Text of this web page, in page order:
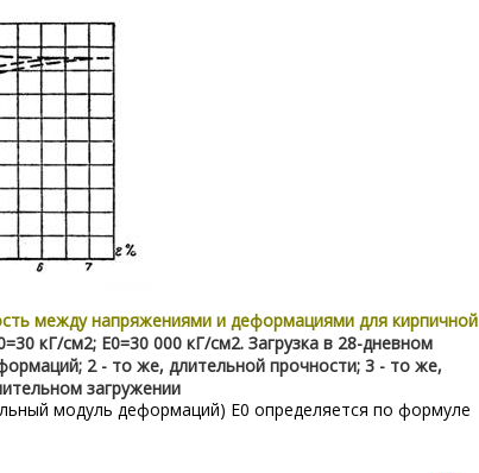
между напряжениями и деформациями для кирпичной
=30 кГ/см2; E0=30 000 кГ/см2. Загрузка в 28-дневном
2 - то же, длительной прочности; 3 - то же,
загружении
модуль деформаций) E0 определяется по формуле